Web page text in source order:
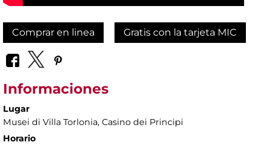
Comprar en linea Gratis con la tarjeta MIC
Informaciones
Lugar
Musei di Villa Torlonia, Casino dei Principi
Horario